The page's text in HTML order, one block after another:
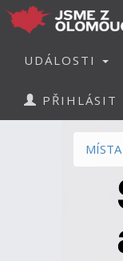
UDÁLOSTI
PŘIHLÁSIT
MÍSTA